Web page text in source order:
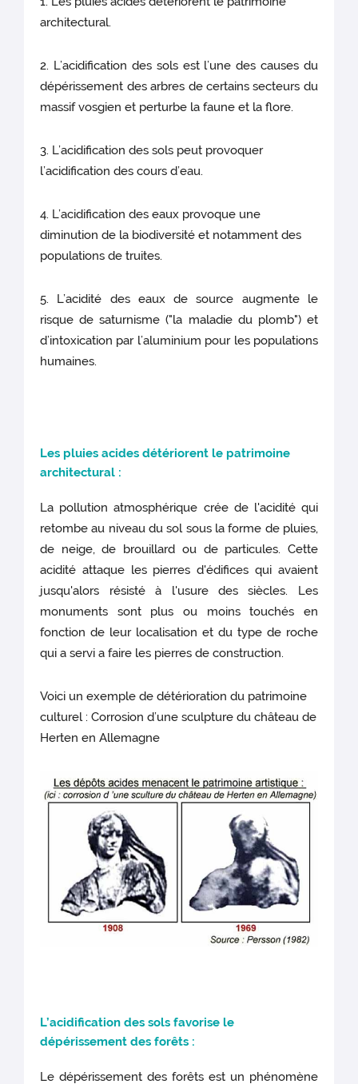
architectural.
2. L’acidification des sols est l’une des causes du
dépérissement des arbres de certains secteurs du
massif vosgien et perturbe la faune et la flore.
3. L’acidification des sols peut provoquer
l’acidification des cours d’eau.
4. L’acidification des eaux provoque une
diminution de la biodiversité et notamment des
populations de truites.
5. L’acidité des eaux de source augmente le
risque de saturnisme ("la maladie du plomb") et
d’intoxication par l’aluminium pour les populations
humaines.
Les pluies acidesdétériorent le patrimoine
architectural :
La pollution atmosphérique crée de l'acidité qui
retombe au niveau du sol sous la forme de pluies,
de neige, de brouillard ou de particules. Cette
acidité attaque les pierres d'édifices qui avaient
jusqu'alors résisté à l'usure des siècles. Les
monuments sont plus ou moins touchés en
fonction de leur localisation et du type de roche
qui a servi a faire les pierres de construction.
Voici un exemple de détérioration du patrimoine
culturel : Corrosion d’une sculpture du château de
Herten en Allemagne
L’acidification des sols favorise le
dépérissement des forêts :
Le dépérissement des forêts est un phénomène